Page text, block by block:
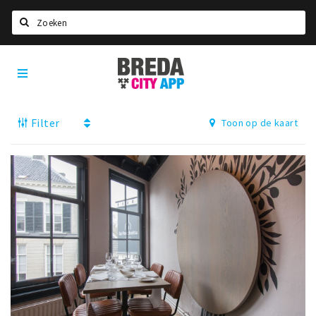
Home
Deals
Nieuws, interviews & blogs
Eten
Drinken
Slapen
Recreatief
Winkels
Breda
City
App
Filter Toon op de kaart